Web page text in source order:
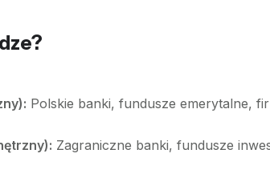
Polskie banki, fundusze emerytalne,
Zagraniczne banki, fundusze